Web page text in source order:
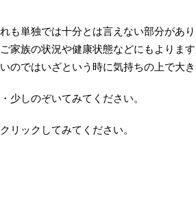
も単独では十分とは言えない部分があ
家族の状況や健康状態などにもよりま
のではいざという時に気持ちの上で大き
少しのぞいてみてください。
リックしてみてください。